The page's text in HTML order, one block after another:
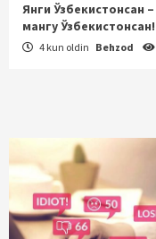
Янги Ўзбекистонсан –
мангу Ўзбекистонсан!
4 kun oldin Behzod